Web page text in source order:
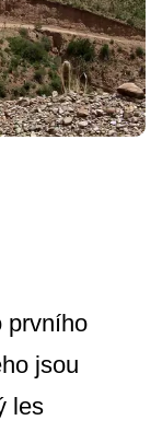
prvního
jsou
les